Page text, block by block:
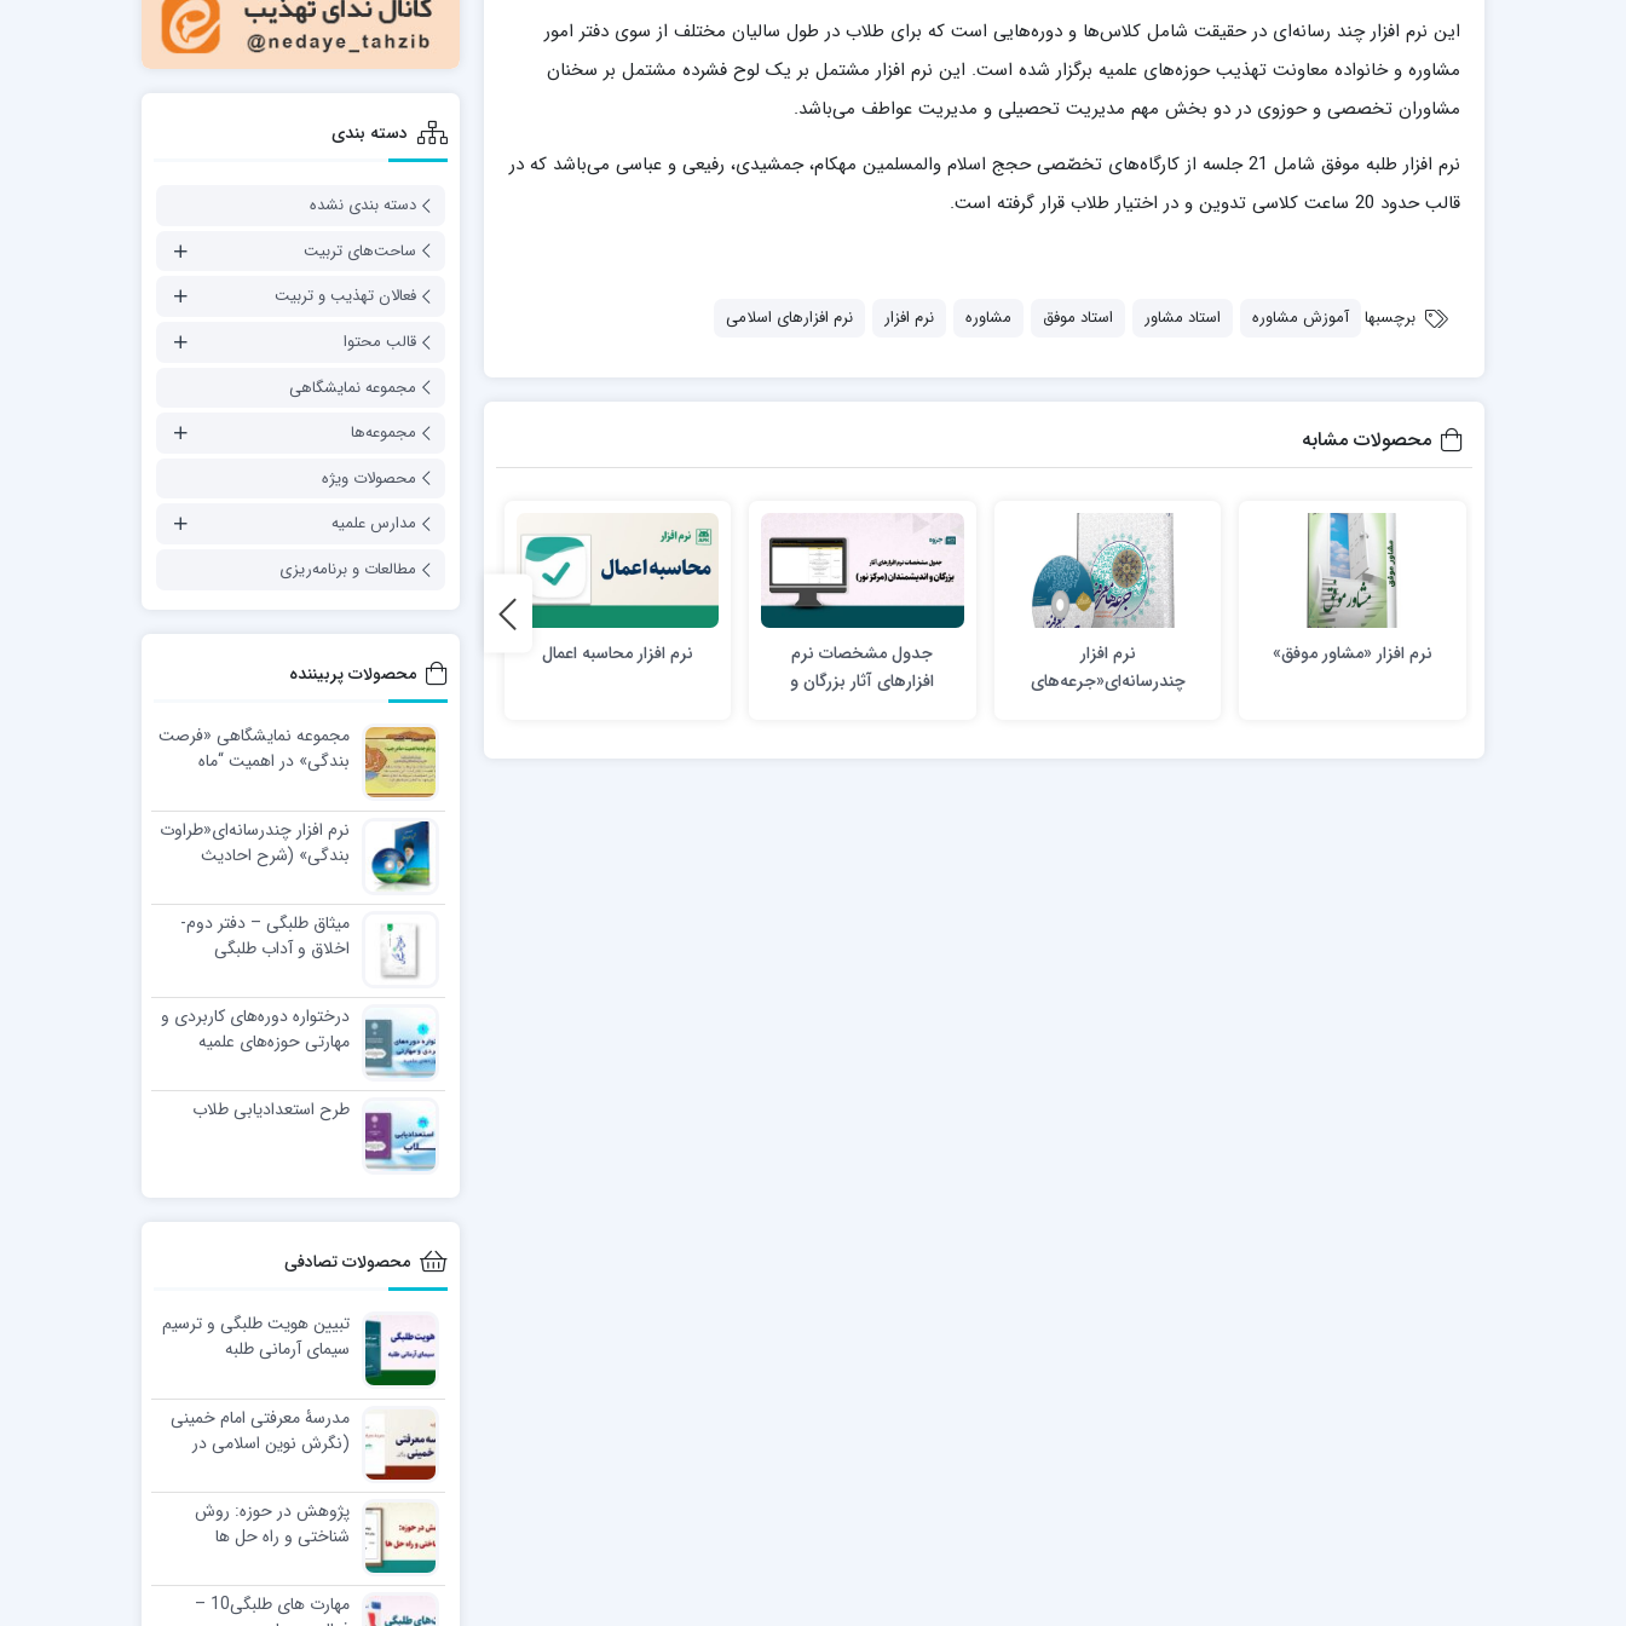
مدرسه علمیه شهید صدوقی ره واحد5
مدرسه علمیه علوی
مدرسه مدینة العلم
مدرسه علمیه معصومیه
مرکز هدایت علمی و تربیتی دارالعلم امام
حسن علیه السلام
این نرم افزار چند رسانه‌ای در حقیقت شامل کلاس‌ها و دوره‌هایی است که برای طلاب در طول سالیان مختلف از سوی دفتر امور
مشاوره و خانواده معاونت تهذیب حوزه‌های علمیه برگزار شده است. این نرم افزار مشتمل بر یک لوح فشرده مشتمل بر سخنان
مشاوران تخصصی و حوزوی در دو بخش مهم مدیریت تحصیلی و مدیریت عواطف می‌باشد.
نرم افزار طلبه موفق شامل 21 جلسه از کارگاه‌های تخصّصی حجج اسلام والمسلمین مهکام، جمشیدی، رفیعی و عباسی می‌باشد که در
قالب حدود 20 ساعت کلاسی تدوین و در اختیار طلاب قرار گرفته است.
برچسبها آموزش مشاوره استاد مشاور استاد موفق مشاوره نرم افزار نرم افزارهای اسلامی
محصولات مشابه
نرم افزار «مشاور موفق»
نرم افزار
چندرسانه‌ای«جرعه‌های
جدول مشخصات نرم
افزارهای آثار بزرگان و
نرم افزار محاسبه اعمال
دسته بندی
دسته بندی نشده
ساحت‌های تربیت
فعالان تهذیب و تربیت
قالب محتوا
مجموعه نمایشگاهی
مجموعه‌ها
محصولات ویژه
مدارس علمیه
مطالعات و برنامه‌ریزی
محصولات پربیننده
مجموعه نمایشگاهی «فرصت
بندگی» در اهمیت “ماه
نرم افزار چندرسانه‌ای«طراوت
بندگی» (شرح احادیث
اسلامی)
میثاق طلبگی – دفتر دوم-
اخلاق و آداب طلبگی
درختواره دوره‌های کاربردی و
مهارتی حوزه‌های علمیه
طرح استعدادیابی طلاب
محصولات تصادفی
تبیین هویت طلبگی و ترسیم
سیمای آرمانی طلبه
مدرسۀ معرفتی امام خمینی
(نگرش نوین اسلامی در
پژوهش در حوزه: روش
شناختی و راه حل ها
مهارت های طلبگی10 –